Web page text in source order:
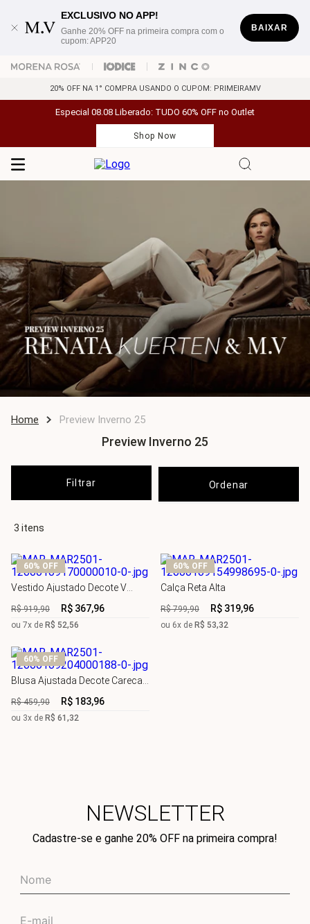
EXCLUSIVO NO APP!
Ganhe 20% OFF na primeira compra com o
cupom: APP20
BAIXAR
20% OFF NA 1° COMPRA USANDO O CUPOM: PRIMEIRAMV
Especial 08.08 Liberado: TUDO 60% OFF no Outlet
Shop Now
Preview Inverno 25
Preview Inverno 25
Filtrar
3
60% OFF
Vestido Ajustado Decote V
R$ 919,90 R$ 367,96
ou 7x de R$ 52,56
60% OFF
Calça Reta Alta
R$ 799,90 R$ 319,96
ou 6x de R$ 53,32
60% OFF
Blusa Ajustada Decote Careca
R$ 459,90 R$ 183,96
ou 3x de R$ 61 ,32
NEWSLETTER
Cadastre-se e ganhe 20% OFF na primeira compra!